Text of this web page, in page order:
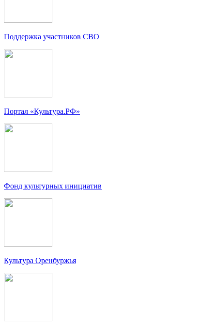
Поддержка участников СВО
Портал «Культура.РФ»
Фонд культурных инициатив
Культура Оренбуржья